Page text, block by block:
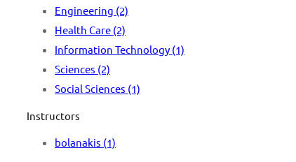
Engineering (2)
Health Care (2)
Information Technology (1)
Sciences (2)
Social Sciences (1)
Instructors
bolanakis (1)